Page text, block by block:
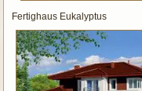
Fertighaus Eukalyptus